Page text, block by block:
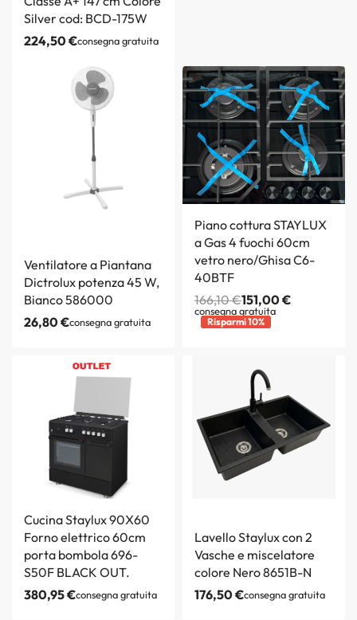
Silver cod: BCD-175W
224,50€consegna gratuita
Ventilatore a Piantana
Dictrolux potenza 45 W,
Bianco 586000
26,80€consegna gratuita
Piano cottura STAYLUX
a Gas 4 fuochi 60cm
vetro nero/Ghisa C6-
40BTF
166,10€151,00€
consegna gratuita
Risparmi 10%
Cucina Staylux 90X60
Forno elettrico 60cm
porta bombola 696-
S50F BLACK OUT.
380,95€consegna gratuita
Lavello Staylux con 2
Vasche e miscelatore
colore Nero 8651B-N
176,50€consegna gratuita